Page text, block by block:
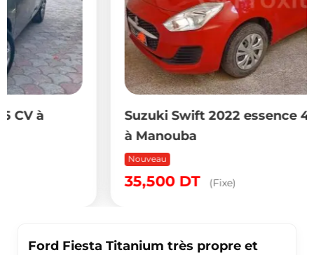
Suzuki Swift 2022 essence 4 CV à vendre
(Fixe)
Ford Fiesta Titanium très propre et